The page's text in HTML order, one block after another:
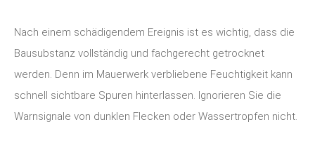
Nach einem schädigendem Ereignis ist es wichtig, dass die
Bausubstanz vollständig und fachgerecht getrocknet
werden. Denn im Mauerwerk verbliebene Feuchtigkeit kann
schnell sichtbare Spuren hinterlassen. Ignorieren Sie die
Warnsignale von dunklen Flecken oder Wassertropfen nicht.